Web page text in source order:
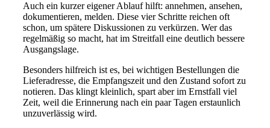
Auch ein kurzer eigener Ablauf hilft: annehmen, ansehen,
dokumentieren, melden. Diese vier Schritte reichen oft
schon, um spätere Diskussionen zu verkürzen. Wer das
regelmäßig so macht, hat im Streitfall eine deutlich bessere
Ausgangslage.
Besonders hilfreich ist es, bei wichtigen Bestellungen die
Lieferadresse, die Empfangszeit und den Zustand sofort zu
notieren. Das klingt kleinlich, spart aber im Ernstfall viel
Zeit, weil die Erinnerung nach ein paar Tagen erstaunlich
unzuverlässig wird.